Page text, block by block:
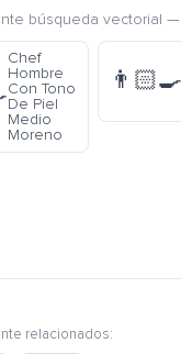
búsqueda vectorial
Chef
Hombre
Con Tono
De Piel
Medio
Moreno
👨🏻‍🍳
relacionados: